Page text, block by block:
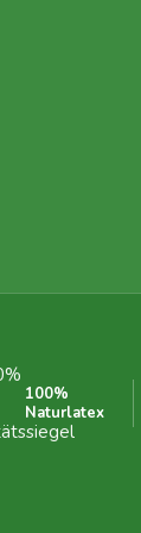
100%
Naturlatex